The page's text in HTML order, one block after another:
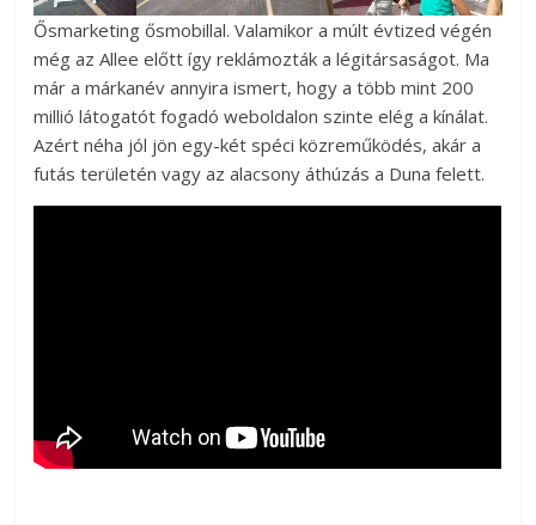
Ősmarketing ősmobillal. Valamikor a múlt évtized végén
még az Allee előtt így reklámozták a légitársaságot. Ma
már a márkanév annyira ismert, hogy a több mint 200
millió látogatót fogadó weboldalon szinte elég a kínálat.
Azért néha jól jön egy-két spéci közreműködés, akár a
futás területén vagy az alacsony áthúzás a Duna felett.